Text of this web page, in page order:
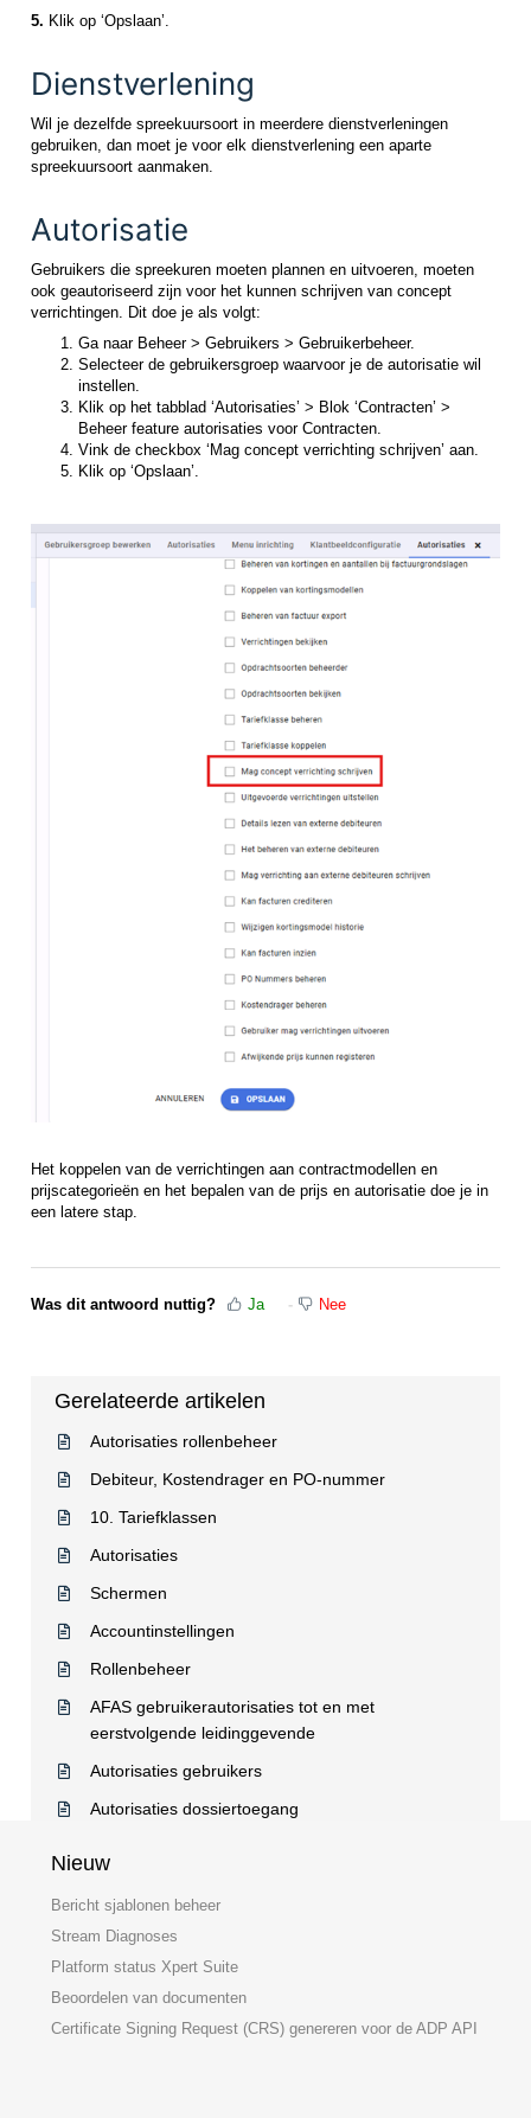
5. Klik op ‘Opslaan’.
Dienstverlening
Wil je dezelfde spreekuursoort in meerdere dienstverleningen
gebruiken, dan moet je voor elk dienstverlening een aparte
spreekuursoort aanmaken.
Autorisatie
Gebruikers die spreekuren moeten plannen en uitvoeren, moeten
ook geautoriseerd zijn voor het kunnen schrijven van concept
verrichtingen. Dit doe je als volgt:
Ga naar Beheer > Gebruikers > Gebruikerbeheer.
Selecteer de gebruikersgroep waarvoor je de autorisatie wil
instellen.
Klik op het tabblad ‘Autorisaties’ > Blok ‘Contracten’ >
Beheer feature autorisaties voor Contracten.
Vink de checkbox ‘Mag concept verrichting schrijven’ aan.
Klik op ‘Opslaan’.
Het koppelen van de verrichtingen aan contractmodellen en
prijscategorieën en het bepalen van de prijs en autorisatie doe je in
een latere stap.
Was dit antwoord nuttig? Ja Nee
Gerelateerde artikelen
Autorisaties rollenbeheer
Debiteur, Kostendrager en PO-nummer
10. Tariefklassen
Autorisaties
Schermen
Accountinstellingen
Rollenbeheer
AFAS gebruikerautorisaties tot en met
eerstvolgende leidinggevende
Autorisaties gebruikers
Autorisaties dossiertoegang
Nieuw
Bericht sjablonen beheer
Stream Diagnoses
Platform status Xpert Suite
Beoordelen van documenten
Certificate Signing Request (CRS) genereren voor de ADP API